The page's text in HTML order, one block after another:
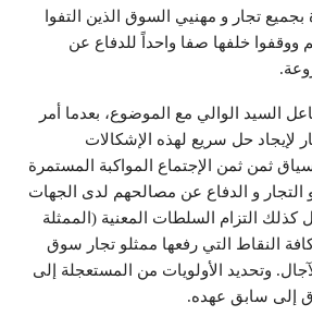
تجار و مهنيي السوق الذين التفوا
ووقفوا خلفها صفا واحداً للدفاع عن
السيد الوالي مع الموضوع، بعدما أمر
لإيجاد حل سريع لهذه الإشكالات
ثمن ثمن الإجتماع المواكبة المستمرة
و التجار و الدفاع عن مصالحهم لدى الجهات
كذلك التزام السلطات المعنية (الممثلة
النقاط التي رفعها ممثلو تجار سوق
وتحديد الأولويات من المستعجلة إلى
إلى سابق عهده.